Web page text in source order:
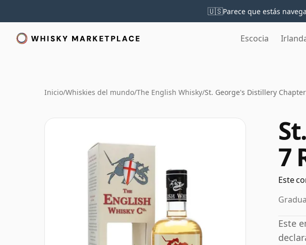
🇺🇸Parece que estás
Escocia
Inicio/Whiskies del mundo/The English Whisky/St. George's Distillery
7
Este
Este